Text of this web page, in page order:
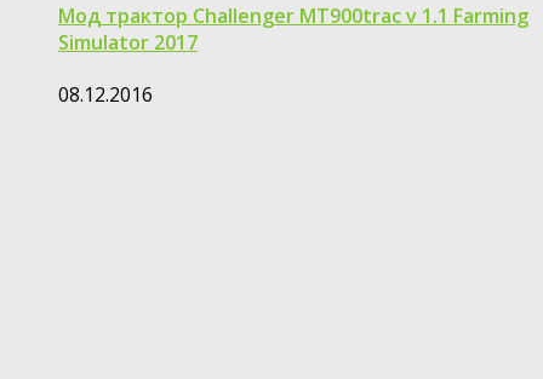
Мод трактор Challenger MT900trac v 1.1 Farming
Simulator 2017
08.12.2016